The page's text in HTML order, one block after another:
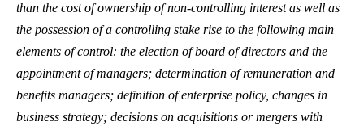
than the cost of ownership of non-controlling interest as well as
the possession of a controlling stake rise to the following main
elements of control: the election of board of directors and the
appointment of managers; determination of remuneration and
benefits managers; definition of enterprise policy, changes in
business strategy; decisions on acquisitions or mergers with